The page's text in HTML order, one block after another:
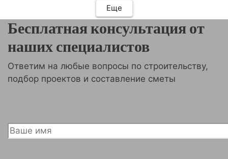
Еще
Бесплатная консультация от
наших специалистов
Ответим на любые вопросы по строительству,
подбор проектов и составление сметы